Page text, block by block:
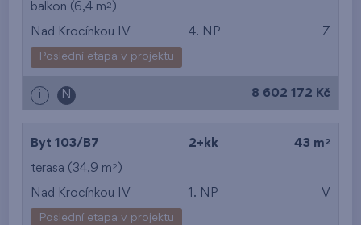
od nejnižšího patra
balkon (6,4 m2 )
Nad Krocínkou IV 4. NP Z
Poslední etapa v projektu
i N 8 602 172 Kč
Byt 103/B7 2+kk 43 m 2
terasa (34,9 m2 )
Nad Krocínkou IV 1. NP V
Poslední etapa v projektu